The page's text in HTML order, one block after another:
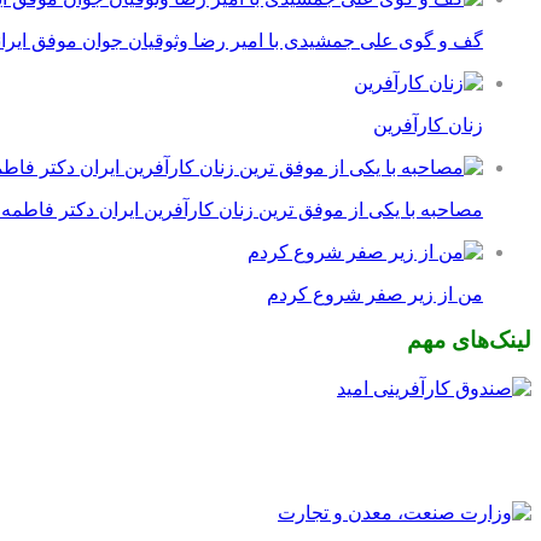
گف و گوی علی جمشیدی با امیر رضا وثوقیان جوان موفق
زنان کارآفرین
مصاحبه با یکی از موفق ترین زنان کارآفرین ایران دکتر
من از زیر صفر شروع کردم
لینک‌های مهم